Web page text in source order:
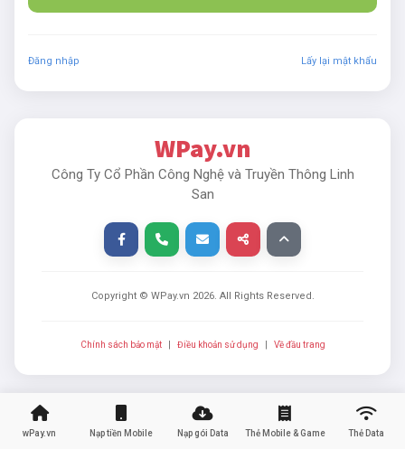
wPay.vn Nạp tiền Mobile Nạp gói Data Thẻ Mobile & Game Thẻ Data
Đăng nhập Lấy lại mật khẩu
WPay.vn
Công Ty Cổ Phần Công Nghệ và Truyền Thông Linh
San
Copyright © WPay.vn 2026. All Rights Reserved.
Chính sách bảo mật Điều khoản sử dụng Về đầu trang